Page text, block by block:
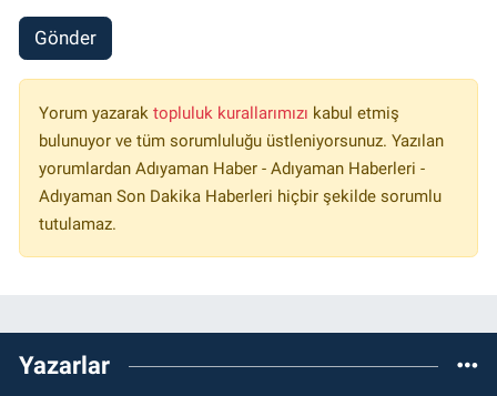
Gönder
Yorum yazarak topluluk kurallarımızı kabul etmiş
bulunuyor ve tüm sorumluluğu üstleniyorsunuz. Yazılan
yorumlardan Adıyaman Haber - Adıyaman Haberleri -
Adıyaman Son Dakika Haberleri hiçbir şekilde sorumlu
tutulamaz.
Yazarlar